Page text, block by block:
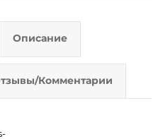
Описание
Комментарии